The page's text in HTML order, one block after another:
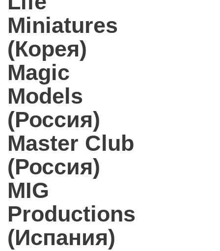
Miniatures
(Корея)
Magic
Models
(Россия)
Master Club
(Россия)
MIG
Productions
(Испания)